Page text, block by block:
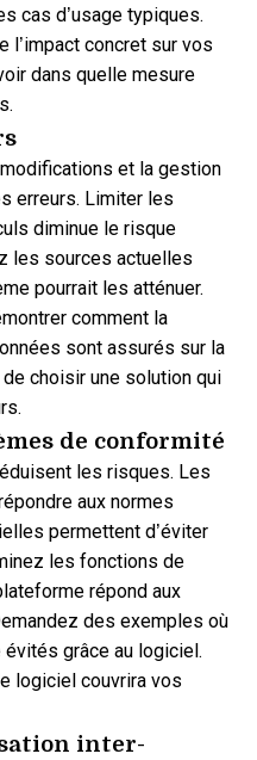
cas d’usage typiques.
l’impact concret sur vos
dans quelle mesure
et la gestion
erreurs. Limiter les
diminue le risque
les sources actuelles
pourrait les atténuer.
comment la
sont assurés sur la
choisir une solution qui
de conformité
les risques. Les
aux normes
permettent d’éviter
les fonctions de
répond aux
des exemples où
grâce au logiciel.
logiciel couvrira vos
inter-